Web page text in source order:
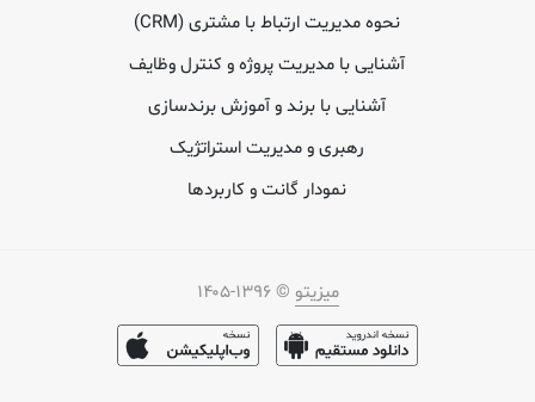
نحوه مدیریت ارتباط با مشتری (CRM)
آشنایی با مدیریت پروژه و کنترل وظایف
آشنایی با برند و آموزش برندسازی
رهبری و مدیریت استراتژیک
نمودار گانت و کاربردها
میزیتو © ۱۳۹۶-۱۴۰۵